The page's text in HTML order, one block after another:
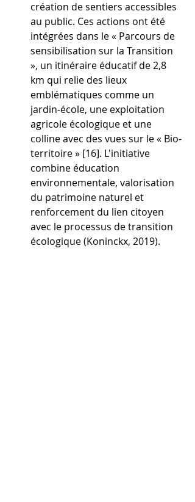
création de sentiers accessibles
au public. Ces actions ont été
intégrées dans le « Parcours de
sensibilisation sur la Transition
», un itinéraire éducatif de 2,8
km qui relie des lieux
emblématiques comme un
jardin-école, une exploitation
agricole écologique et une
colline avec des vues sur le « Bio-
territoire » [16]. L'initiative
combine éducation
environnementale, valorisation
du patrimoine naturel et
renforcement du lien citoyen
avec le processus de transition
écologique (Koninckx, 2019).